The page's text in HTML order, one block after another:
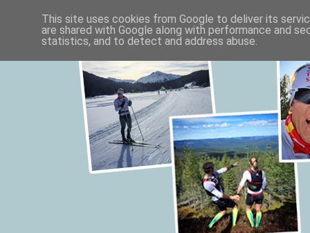
This site uses cookies from Google to deliver its
are shared with Google along with performance and
statistics, and to detect and address abuse.